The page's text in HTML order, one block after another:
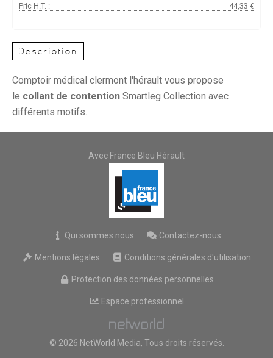
Pric H.T. :
44,33 €
Description
Comptoir médical clermont l'hérault vous propose
le collant de contention Smartleg Collection avec
différents motifs.
Avec France Bleu Hérault
Qui sommes nous Contactez-nous
Mentions légales Conditions générales d'utilisation
Protection des données personnelles
Espace professionnel
© 2026 NetWorld Media, Tous droits réservés.